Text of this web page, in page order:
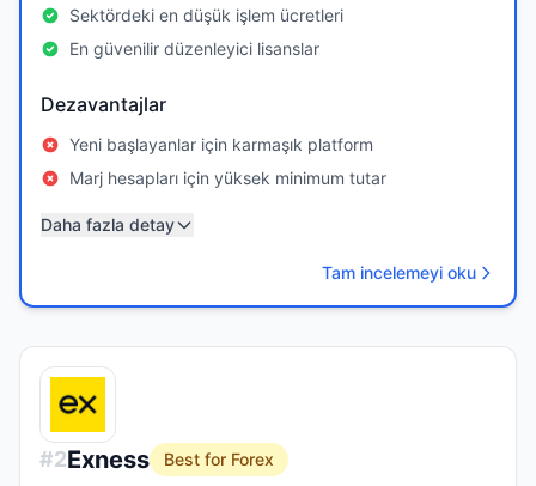
Sektördeki en düşük işlem ücretleri
En güvenilir düzenleyici lisanslar
Dezavantajlar
Yeni başlayanlar için karmaşık platform
Marj hesapları için yüksek minimum tutar
Daha fazla detay
Tam incelemeyi oku
#2Exness
Best for Forex